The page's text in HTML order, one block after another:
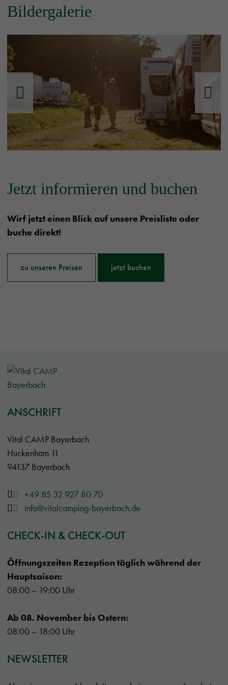
Bildergalerie
Jetzt informieren und buchen
Wirf jetzt einen Blick auf unsere Preisliste oder
buche direkt!
zu unseren Preisen jetzt buchen
ANSCHRIFT
Vital CAMP Bayerbach
Huckenham 11
94137 Bayerbach
+49 85 32 927 80 70
info@vitalcamping-bayerbach.de
CHECK-IN & CHECK-OUT
Öffnungszeiten Rezeption täglich während der
Hauptsaison:
08:00 – 19:00 Uhr
Ab 08. November bis Ostern:
08:00 – 18:00 Uhr
NEWSLETTER